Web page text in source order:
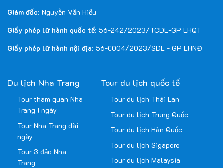
Giám đốc: Nguyễn Văn Hiếu
Giấy phép lữ hành quốc tế: 56-242/2023/TCDL-GP LHQT
Giấy phép lữ hành nội địa: 56-0004/2023/SDL - GP LHNĐ
Du lịch Nha Trang
Tour tham quan Nha
Trang 1 ngày
Tour Nha Trang dài
ngày
Tour 3 đảo Nha
Trang
Tour du lịch quốc tế
Tour du lịch Thái Lan
Tour du lịch Trung Quốc
Tour du lịch Hàn Quốc
Tour du lịch Sigapore
Tour du lịch Malaysia